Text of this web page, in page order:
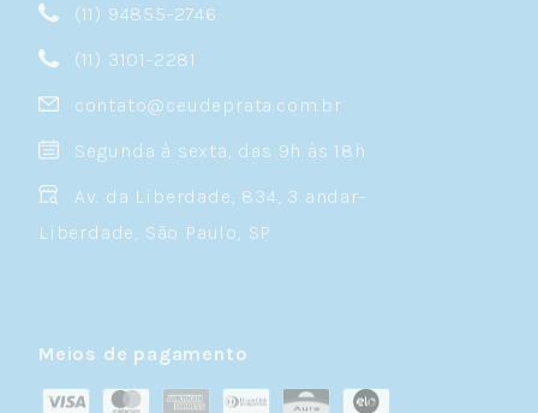
(11) 94855-2746
(11) 3101-2281
contato@ceudeprata.com.br
Segunda à sexta, das 9h às 18h
Av. da Liberdade, 834, 3 andar-
Liberdade, São Paulo, SP
Meios de pagamento